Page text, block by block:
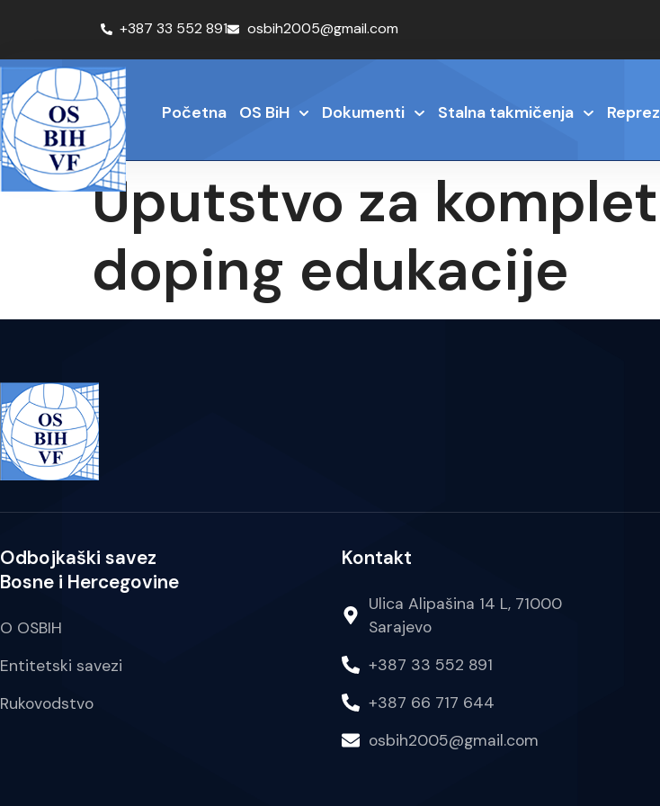
+387 33 552 891 osbih2005@gmail.com
Početna OS BiH Dokumenti Stalna takmičenja
Uputstvo za
doping edukacije
Odbojkaški savez
Bosne i Hercegovine
O OSBIH
Entitetski savezi
Rukovodstvo
Kontakt
Ulica Alipašina 14 L, 71000
Sarajevo
+387 33 552 891
+387 66 717 644
osbih2005@gmail.com